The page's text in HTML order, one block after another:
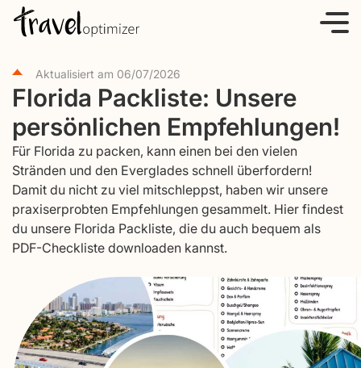
Aktualisiert am 06/07/2026
Florida Packliste: Unsere
persönlichen Empfehlungen!
Für Florida zu packen, kann einen bei den vielen
Stränden und den Everglades schnell überfordern!
Damit du nicht zu viel mitschleppst, haben wir unsere
praxiserprobten Empfehlungen gesammelt. Hier findest
du unsere Florida Packliste, die du auch bequem als
PDF-Checkliste downloaden kannst.